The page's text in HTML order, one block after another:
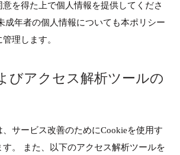
を得た上で個人情報を提供してくださ
成年者の個人情報についても本ポリシー
理します。
びアクセス解析ツールの
、サービス改善のためにCookieを使用す
す。 また、以下のアクセス解析ツールを